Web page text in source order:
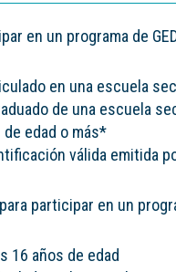
en un programa de
en una escuela
de una escuela
de edad o más*
válida emitida
participar en un
16 años de edad